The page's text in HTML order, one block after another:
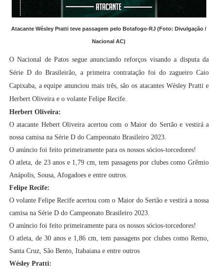
Atacante Wésley Pratti teve passagem pelo Botafogo-RJ (Foto: Divulgação /
Nacional AC)
O Nacional de Patos segue anunciando reforços visando a disputa da
Série D do Brasileirão, a primeira contratação foi do zagueiro Caio
Capixaba, a equipe anunciou mais três, são os atacantes Wésley Pratti e
Herbert Oliveira e o volante Felipe Recife.
Herbert Oliveira:
O atacante Hebert Oliveira acertou com o Maior do Sertão e vestirá a
nossa camisa na Série D do Campeonato Brasileiro 2023.
O anúncio foi feito primeiramente para os nossos sócios-torcedores!
O atleta, de 23 anos e 1,79 cm, tem passagens por clubes como Grêmio
Anápolis, Sousa, Afogadoes e entre outros.
Felipe Recife:
O volante Felipe Recife acertou com o Maior do Sertão e vestirá a nossa
camisa na Série D do Campeonato Brasileiro 2023.
O anúncio foi feito primeiramente para os nossos sócios-torcedores!
O atleta, de 30 anos e 1,86 cm, tem passagens por clubes como Remo,
Santa Cruz, São Bento, Itabaiana e entre outros
Wésley Pratti: